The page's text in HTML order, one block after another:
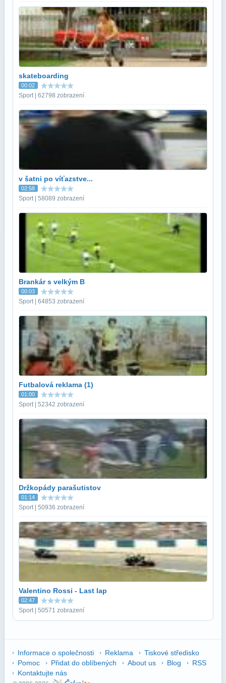
skateboarding
00:02
Sport | 62798 zobrazení
v šatni po víťazstve...
02:58
Sport | 58089 zobrazení
Brankár s velkým B
00:03
Sport | 64853 zobrazení
Futbalová reklama (1)
01:00
Sport | 52342 zobrazení
Držkopády parašutistov
01:14
Sport | 50936 zobrazení
Valentino Rossi - Last lap
02:47
Sport | 50571 zobrazení
Informace o společnosti Reklama
Tiskové středisko
Pomoc
Přidat do oblíbených About us Blog
RSS
Kontaktujte nás